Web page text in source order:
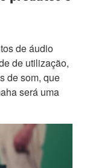
de áudio
de utilização,
de som, que
será uma